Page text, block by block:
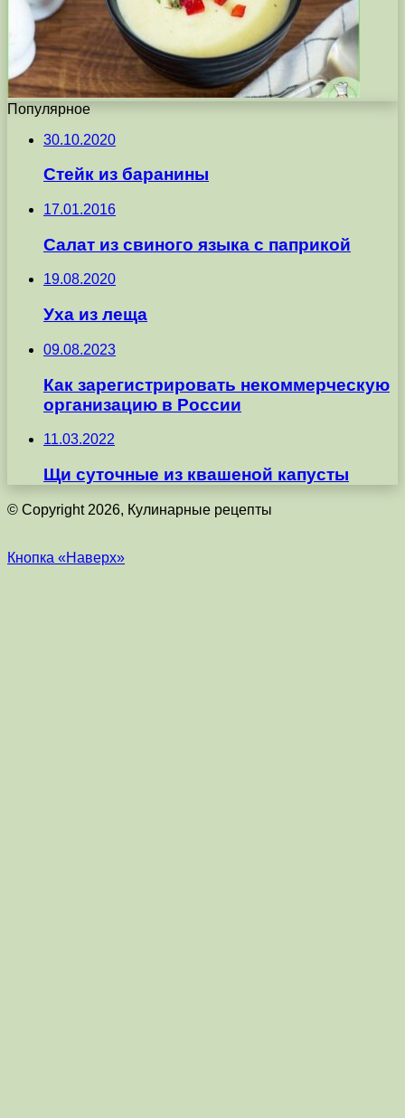
Популярное
30.10.2020
Стейк из баранины
17.01.2016
Салат из свиного языка с паприкой
19.08.2020
Уха из леща
09.08.2023
Как зарегистрировать некоммерческую
организацию в России
11.03.2022
Щи суточные из квашеной капусты
© Copyright 2026, Кулинарные рецепты
Кнопка «Наверх»